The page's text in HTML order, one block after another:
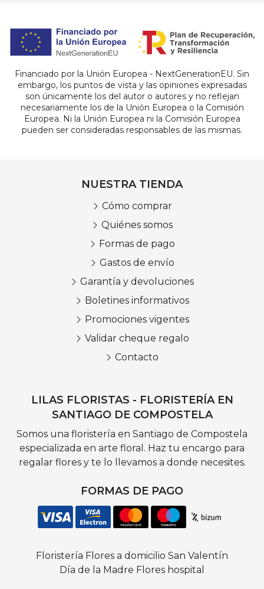
Financiado por la Unión Europea - NextGenerationEU. Sin
embargo, los puntos de vista y las opiniones expresadas
son únicamente los del autor o autores y no reflejan
necesariamente los de la Unión Europea o la Comisión
Europea. Ni la Unión Europea ni la Comisión Europea
pueden ser consideradas responsables de las mismas.
LILAS FLORISTAS - FLORISTERÍA EN
SANTIAGO DE COMPOSTELA
Somos una floristería en Santiago de Compostela
especializada en arte floral. Haz tu encargo para
regalar flores y te lo llevamos a donde necesites.
FORMAS DE PAGO
NUESTRA TIENDA
Cómo comprar
Quiénes somos
Formas de pago
Gastos de envío
Garantía y devoluciones
Boletines informativos
Promociones vigentes
Validar cheque regalo
Contacto
Floristería Flores a domicilio San Valentín
Día de la Madre Flores hospital